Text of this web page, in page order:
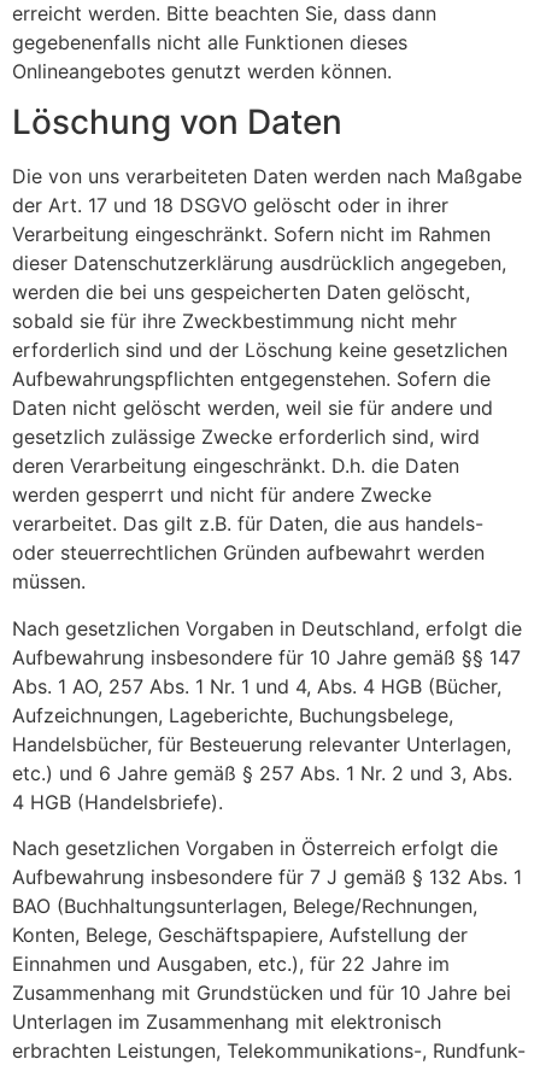
erreicht werden. Bitte beachten Sie, dass dann
gegebenenfalls nicht alle Funktionen dieses
Onlineangebotes genutzt werden können.
Löschung von Daten
Die von uns verarbeiteten Daten werden nach Maßgabe
der Art. 17 und 18 DSGVO gelöscht oder in ihrer
Verarbeitung eingeschränkt. Sofern nicht im Rahmen
dieser Datenschutzerklärung ausdrücklich angegeben,
werden die bei uns gespeicherten Daten gelöscht,
sobald sie für ihre Zweckbestimmung nicht mehr
erforderlich sind und der Löschung keine gesetzlichen
Aufbewahrungspflichten entgegenstehen. Sofern die
Daten nicht gelöscht werden, weil sie für andere und
gesetzlich zulässige Zwecke erforderlich sind, wird
deren Verarbeitung eingeschränkt. D.h. die Daten
werden gesperrt und nicht für andere Zwecke
verarbeitet. Das gilt z.B. für Daten, die aus handels-
oder steuerrechtlichen Gründen aufbewahrt werden
müssen.
Nach gesetzlichen Vorgaben in Deutschland, erfolgt die
Aufbewahrung insbesondere für 10 Jahre gemäß §§ 147
Abs. 1 AO, 257 Abs. 1 Nr. 1 und 4, Abs. 4 HGB (Bücher,
Aufzeichnungen, Lageberichte, Buchungsbelege,
Handelsbücher, für Besteuerung relevanter Unterlagen,
etc.) und 6 Jahre gemäß § 257 Abs. 1 Nr. 2 und 3, Abs.
4 HGB (Handelsbriefe).
Nach gesetzlichen Vorgaben in Österreich erfolgt die
Aufbewahrung insbesondere für 7 J gemäß § 132 Abs. 1
BAO (Buchhaltungsunterlagen, Belege/Rechnungen,
Konten, Belege, Geschäftspapiere, Aufstellung der
Einnahmen und Ausgaben, etc.), für 22 Jahre im
Zusammenhang mit Grundstücken und für 10 Jahre bei
Unterlagen im Zusammenhang mit elektronisch
erbrachten Leistungen, Telekommunikations-, Rundfunk-